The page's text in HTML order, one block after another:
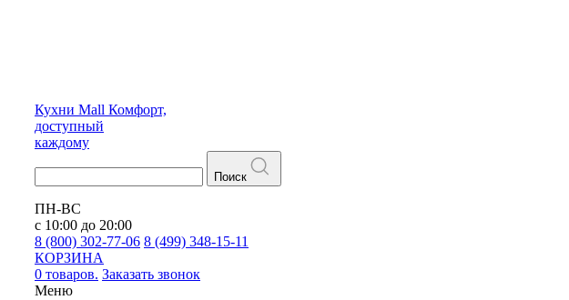
Кухни Mall Комфорт,
доступный
каждому
Поиск
ПН-ВС
с 10:00 до 20:00
8 (800) 302-77-06 8 (499) 348-15-11
КОРЗИНА
0 товаров. Заказать звонок
Меню